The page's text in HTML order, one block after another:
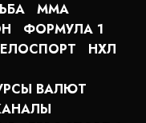
MMA
ФОРМУЛА 1
НХЛ
ВАЛЮТ